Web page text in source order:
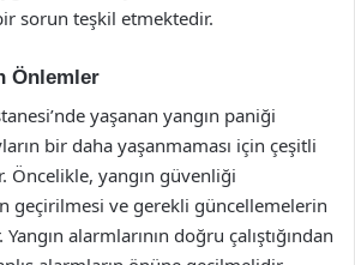
sorun teşkil etmektedir.
Önlemler
yaşanan yangın paniği
bir daha yaşanmaması için çeşitli
Öncelikle, yangın güvenliği
geçirilmesi ve gerekli güncellemelerin
alarmlarının doğru çalıştığından